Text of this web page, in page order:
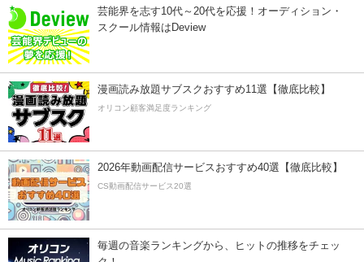
芸能界を志す10代～20代を応援！オーディション・
スクール情報はDeview
漫画読み放題サブスクおすすめ11選【徹底比較】
オリコン顧客満足度ランキング
2026年動画配信サービスおすすめ40選【徹底比較】
CS動画配信サービス20選
毎週の音楽ランキングから、ヒットの推移をチェッ